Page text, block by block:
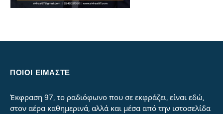
ΠΟΙΟΙ ΕΙΜΑΣΤΕ
Έκφραση 97, το ραδιόφωνο που σε εκφράζει, είναι εδώ,
στον αέρα καθημερινά, αλλά και μέσα από την ιστοσελίδα